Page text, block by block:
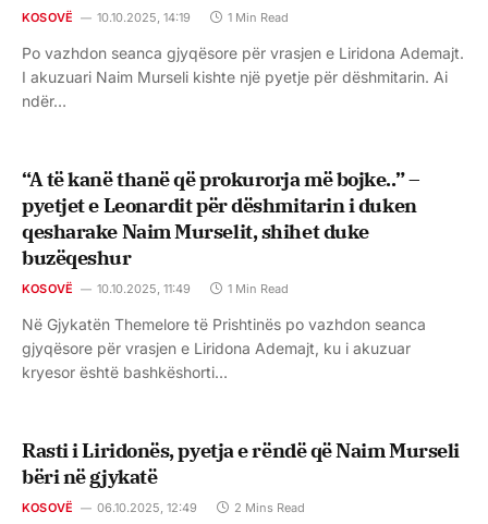
KOSOVË 10.10.2025, 14:19 1 Min Read
Po vazhdon seanca gjyqësore për vrasjen e Liridona Ademajt.
I akuzuari Naim Murseli kishte një pyetje për dëshmitarin. Ai
ndër…
“A të kanë thanë që prokurorja më bojke..” –
pyetjet e Leonardit për dëshmitarin i duken
qesharake Naim Murselit, shihet duke
buzëqeshur
KOSOVË 10.10.2025, 11:49 1 Min Read
Në Gjykatën Themelore të Prishtinës po vazhdon seanca
gjyqësore për vrasjen e Liridona Ademajt, ku i akuzuar
kryesor është bashkëshorti…
Rasti i Liridonës, pyetja e rëndë që Naim Murseli
bëri në gjykatë
KOSOVË 06.10.2025, 12:49 2 Mins Read